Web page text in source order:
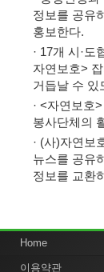
정보를 공유
홍보한다.
· 17개 시·
자연보호>
거듭날 수 있
· <자연보호
봉사단체의
· (사)자연보
뉴스를 공유
정보를 교환
Home
이용약관